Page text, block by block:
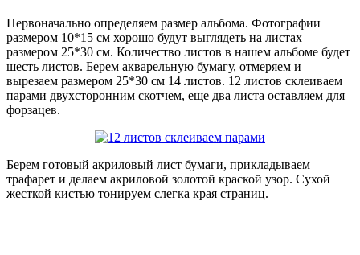
Первоначально определяем размер альбома. Фотографии
размером 10*15 см хорошо будут выглядеть на листах
размером 25*30 см. Количество листов в нашем альбоме будет
шесть листов. Берем акварельную бумагу, отмеряем и
вырезаем размером 25*30 см 14 листов. 12 листов склеиваем
парами двухсторонним скотчем, еще два листа оставляем для
форзацев.
Берем готовый акриловый лист бумаги, прикладываем
трафарет и делаем акриловой золотой краской узор. Сухой
жесткой кистью тонируем слегка края страниц.